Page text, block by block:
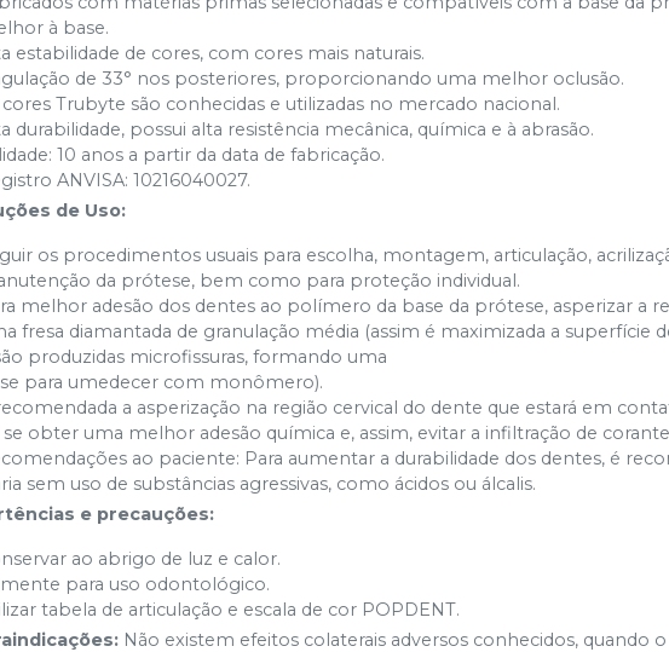
9483
Ver info
(62)
9443
Ver info Produto esgotado
(65)
9403
(66)
(69)
9521
Ver info
(67)
9561
(62)
9437
Ver info
(67)
9558
Ver info Produto esgotado
9477
à base.
estabilidade de cores, com cores mais naturais.
de 33° nos posteriores, proporcionando uma melhor oclusão.
cores Trubyte são conhecidas e utilizadas no mercado nacional.
durabilidade, possui alta resistência mecânica, química e à abrasão.
10 anos a partir da data de fabricação.
ANVISA: 10216040027.
de Uso:
os procedimentos usuais para escolha, montagem, articulação,
da prótese, bem como para proteção individual.
melhor adesão dos dentes ao polímero da base da prótese, asperizar a
fresa diamantada de granulação média (assim é maximizada a superfície
produzidas microfissuras, formando uma
para umedecer com monômero).
a asperização na região cervical do dente que estará em
se obter uma melhor adesão química e, assim, evitar a infiltração de
ao paciente: Para aumentar a durabilidade dos dentes, é
sem uso de substâncias agressivas, como ácidos ou álcalis.
e precauções:
ao abrigo de luz e calor.
para uso odontológico.
tabela de articulação e escala de cor POPDENT.
Não existem efeitos colaterais adversos conhecidos, quando